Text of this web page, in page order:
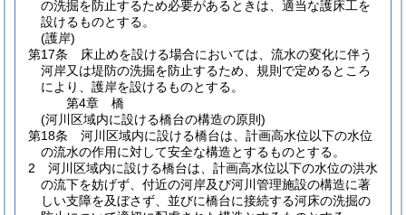
の洗掘を防止するため必要があるときは、適当な護床工を
設けるものとする。
(護岸)
第17条
床止めを設ける場合においては、流水の変化に伴う
河岸又は堤防の洗掘を防止するため、規則で定めるところ
により、護岸を設けるものとする。
第4章
橋
(河川区域内に設ける橋台の構造の原則)
第18条
河川区域内に設ける橋台は、計画高水位以下の水位
の流水の作用に対して安全な構造とするものとする。
2
河川区域内に設ける橋台は、計画高水位以下の水位の洪水
の流下を妨げず、付近の河岸及び河川管理施設の構造に著
しい支障を及ぼさず、並びに橋台に接続する河床の洗掘の